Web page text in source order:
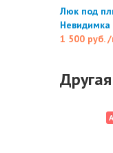
Люк под
Невидимка
1 500 руб./